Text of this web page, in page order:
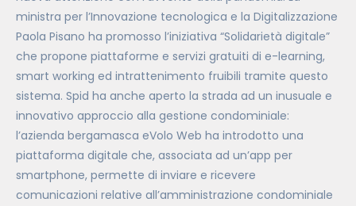
ministra per l’Innovazione tecnologica e la Digitalizzazione
Paola Pisano ha promosso l’iniziativa “Solidarietà digitale”
che propone piattaforme e servizi gratuiti di e-learning,
smart working ed intrattenimento fruibili tramite questo
sistema. Spid ha anche aperto la strada ad un inusuale e
innovativo approccio alla gestione condominiale:
l’azienda bergamasca eVolo Web ha introdotto una
piattaforma digitale che, associata ad un’app per
smartphone, permette di inviare e ricevere
comunicazioni relative all’amministrazione condominiale